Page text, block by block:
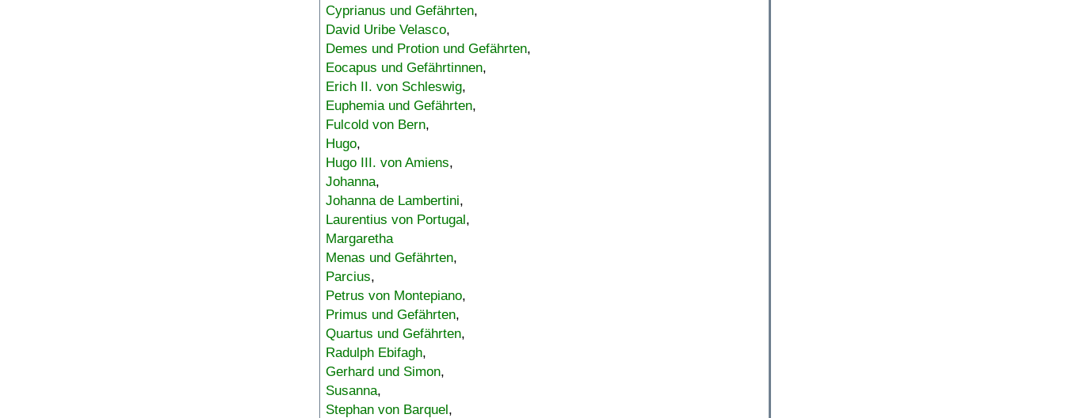
Cyprianus und Gefährten,
David Uribe Velasco,
Demes und Protion und Gefährten,
Eocapus und Gefährtinnen,
Erich II. von Schleswig,
Euphemia und Gefährten,
Fulcold von Bern,
Hugo,
Hugo III. von Amiens,
Johanna,
Johanna de Lambertini,
Laurentius von Portugal,
Margaretha
Menas und Gefährten,
Parcius,
Petrus von Montepiano,
Primus und Gefährten,
Quartus und Gefährten,
Radulph Ebifagh,
Gerhard und Simon,
Susanna,
Stephan von Barquel,